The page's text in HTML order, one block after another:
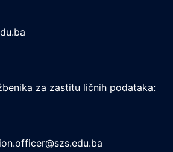
za zastitu ličnih podataka: